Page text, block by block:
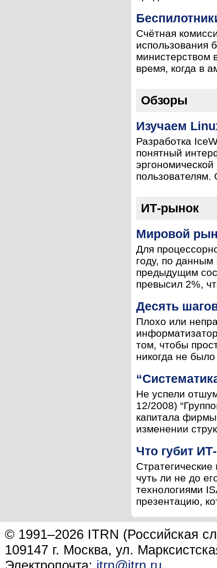
Счётная
использования
министерством
время, когда в
Обзоры
Изучаем
Разработка
понятный
ИТ-рынок
Мировой
Для
году, по
предыдущим
превысил 2%,
Десять
Плохо или
том, чтобы
никогда не
Не успели
12/2008)
капитала фирмы
изменении
Что губит
чуть ли не до
технологиями
презентацию,
© 1991–2026 ITRN (Российская
109147 г. Москва, ул.